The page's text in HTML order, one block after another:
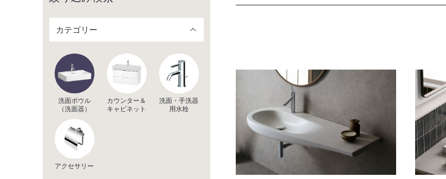
カテゴリー
洗面ボウル
（洗面器）
カウンター＆
キャビネット
洗面・手洗器
用水栓
アクセサリー